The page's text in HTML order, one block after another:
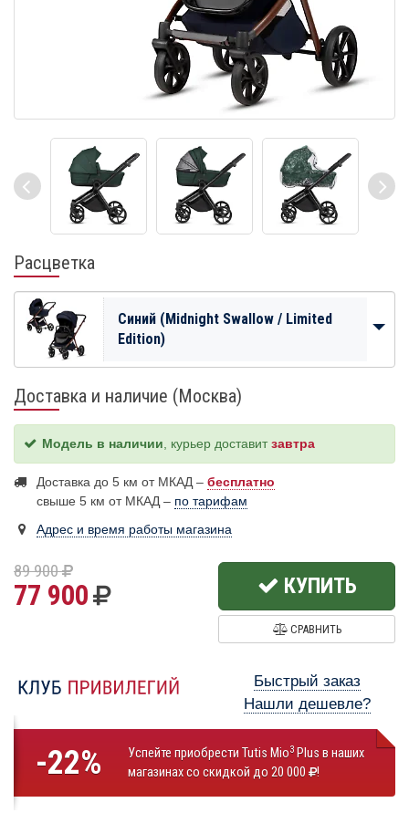
Расцветка
Синий (Midnight Swallow / Limited
Edition)
Доставка и наличие (Москва)
Модель в наличии , курьер доставитзавтра
Доставка до 5 км от МКАД – бесплатно
свыше 5 км от МКАД – по тарифам
Адрес и время работы магазина
89 900
77 900 КУПИТЬ
СРАВНИТЬ
Быстрый заказ
Нашли дешевле?
-22% Успейте приобрести Tutis Mio3 Plus в наших
магазинах со скидкой до 20 000
!